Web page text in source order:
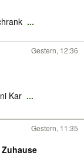
...
Gestern, 12:36
Kar ...
Gestern, 11:35